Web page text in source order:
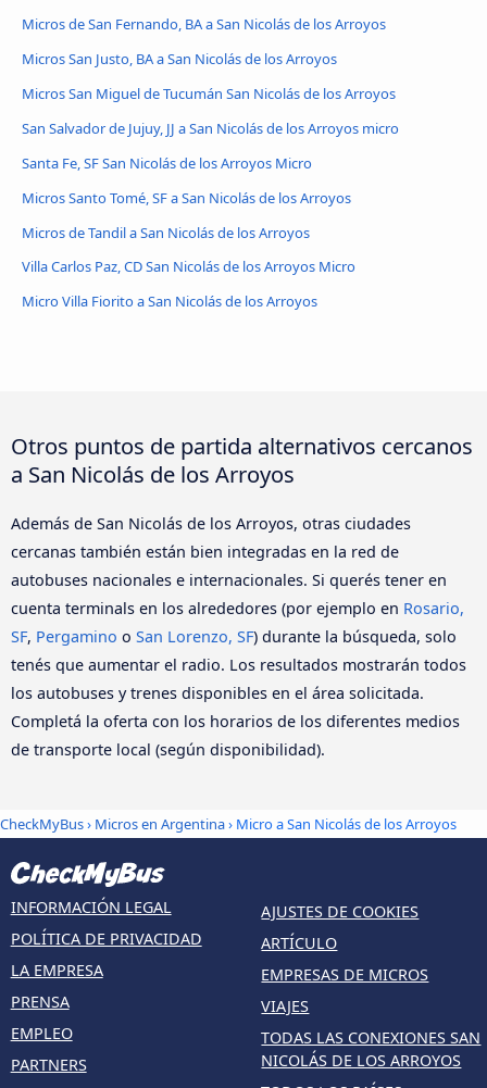
Micros de San Fernando, BA a San Nicolás de los Arroyos
Micros San Justo, BA a San Nicolás de los Arroyos
Micros San Miguel de Tucumán San Nicolás de los Arroyos
San Salvador de Jujuy, JJ a San Nicolás de los Arroyos micro
Santa Fe, SF San Nicolás de los Arroyos Micro
Micros Santo Tomé, SF a San Nicolás de los Arroyos
Micros de Tandil a San Nicolás de los Arroyos
Villa Carlos Paz, CD San Nicolás de los Arroyos Micro
Micro Villa Fiorito a San Nicolás de los Arroyos
Otros puntos de partida alternativos cercanos
a San Nicolás de los Arroyos
Además de San Nicolás de los Arroyos, otras ciudades
cercanas también están bien integradas en la red de
autobuses nacionales e internacionales. Si querés tener en
cuenta terminals en los alrededores (por ejemplo en Rosario,
SF, Pergamino o San Lorenzo, SF) durante la búsqueda, solo
tenés que aumentar el radio. Los resultados mostrarán todos
los autobuses y trenes disponibles en el área solicitada.
Completá la oferta con los horarios de los diferentes medios
de transporte local (según disponibilidad).
CheckMyBus› Micros en Argentina› Micro a San Nicolás de los Arroyos
INFORMACIÓN LEGAL
POLÍTICA DE PRIVACIDAD
LA EMPRESA
PRENSA
EMPLEO
PARTNERS
AJUSTES DE COOKIES
ARTÍCULO
EMPRESAS DE MICROS
VIAJES
TODAS LAS CONEXIONES SAN
NICOLÁS DE LOS ARROYOS